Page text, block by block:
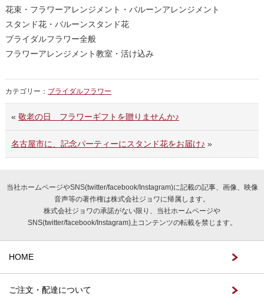
花束・フラワーアレンジメント・バルーンアレンジメント
スタンド花・バルーンスタンド花
ブライダルフラワー全般
フラワーアレンジメント教室・活け込み
カテゴリー： ブライダルフラワー
« 敬老の日 フラワーギフトを贈りませんか♪
名古屋市に、記念パーティーにスタンド花をお届け♪ »
当社ホームページやSNS(twitter/facebook/Instagram)に記載の記事、画像、映像
音声等の著作権は株式会社ジョワに帰属します。
株式会社ジョワの承諾がない限り、当社ホームページや
SNS(twitter/facebook/Instagram)上コンテンツの転載を禁じます。
HOME
ご注文・配達について